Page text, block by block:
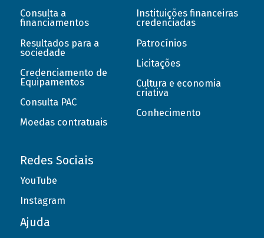
Consulta a
financiamentos
Resultados para a
sociedade
Credenciamento de
Equipamentos
Consulta PAC
Moedas contratuais
Instituições financeiras
credenciadas
Patrocínios
Licitações
Cultura e economia
criativa
Conhecimento
Redes Sociais
YouTube
Instagram
Ajuda